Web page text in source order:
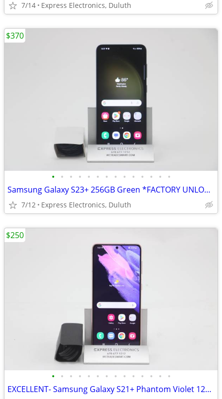
7/14 Express Electronics, Duluth
• • • • • • • • • • • • • •
Samsung Galaxy S23+ 256GB Green *FACTORY UNLOCKED* w/Charging Cable
7/12 Express Electronics, Duluth
$370
• • • • • • • • • • • • • •
EXCELLENT- Samsung Galaxy S21+ Phantom Violet 128GB *FACTORY UNLOCKED*
$250